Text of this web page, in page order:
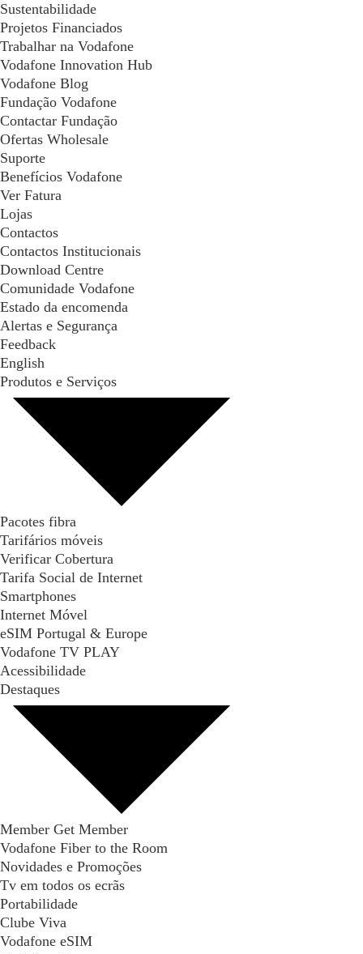
Sustentabilidade
Projetos Financiados
Trabalhar na Vodafone
Vodafone Innovation Hub
Vodafone Blog
Fundação Vodafone
Contactar Fundação
Ofertas Wholesale
Suporte
Benefícios Vodafone
Ver Fatura
Lojas
Contactos
Contactos Institucionais
Download Centre
Comunidade Vodafone
Estado da encomenda
Alertas e Segurança
Feedback
English
Produtos e Serviços
Pacotes fibra
Tarifários móveis
Verificar Cobertura
Tarifa Social de Internet
Smartphones
Internet Móvel
eSIM Portugal & Europe
Vodafone TV PLAY
Acessibilidade
Destaques
Member Get Member
Vodafone Fiber to the Room
Novidades e Promoções
Tv em todos os ecrãs
Portabilidade
Clube Viva
Vodafone eSIM